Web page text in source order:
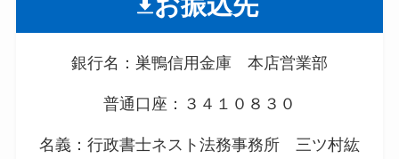
銀行名：巣鴨信用金庫 本店営業部
普通口座：３４１０８３０
名義：行政書士ネスト法務事務所 三ツ村紘